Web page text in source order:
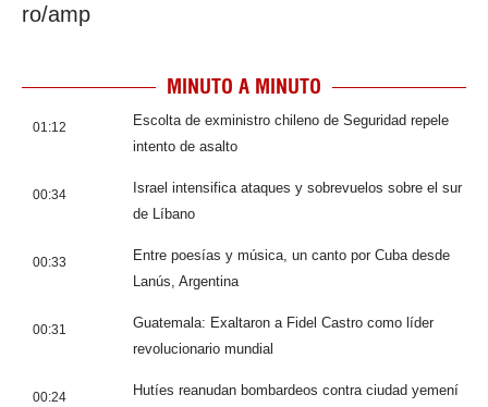
ro/amp
MINUTO A MINUTO
01:12
Escolta de exministro chileno de Seguridad repele
intento de asalto
00:34
Israel intensifica ataques y sobrevuelos sobre el sur
de Líbano
00:33
Entre poesías y música, un canto por Cuba desde
Lanús, Argentina
00:31
Guatemala: Exaltaron a Fidel Castro como líder
revolucionario mundial
00:24
Hutíes reanudan bombardeos contra ciudad yemení